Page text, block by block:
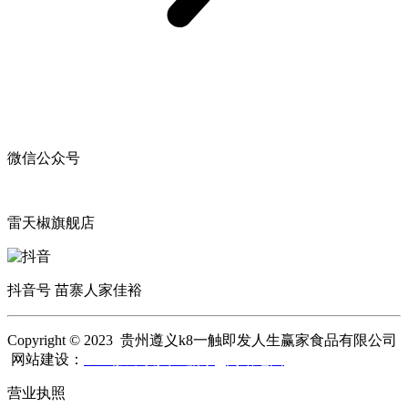
微信公众号
雷天椒旗舰店
抖音号 苗寨人家佳裕
Copyright © 2023 贵州遵义k8一触即发人生赢家食品有限公司
网站建设：
营业执照